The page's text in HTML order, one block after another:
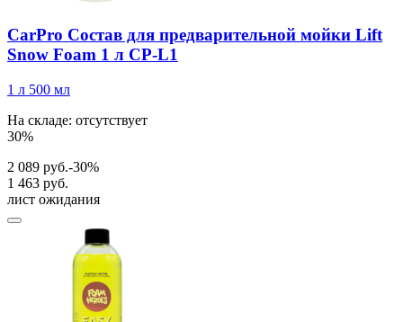
CarPro Состав для предварительной мойки Lift
Snow Foam 1 л CP-L1
1 л 500 мл
На складе: отсутствует
30%
2 089 руб.-30%
1 463 руб.
лист ожидания